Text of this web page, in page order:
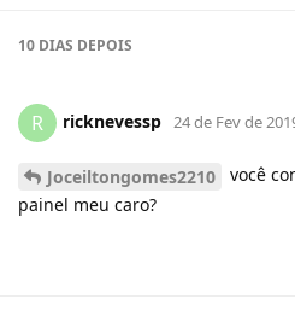
10 DIAS DEPOIS
R ricknevessp 24 de Fev de
Joceiltongomes2210
você
painel meu caro?